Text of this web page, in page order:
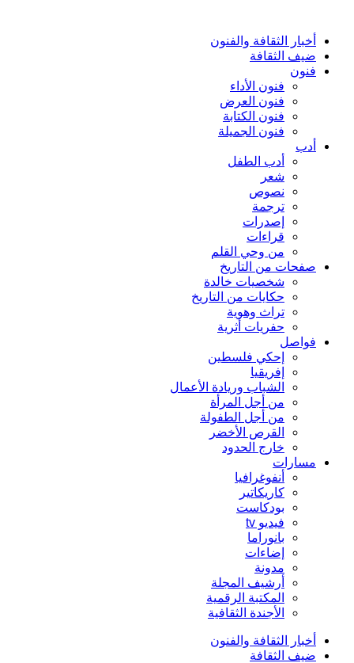
أخبار الثقافة والفنون
ضيف الثقافة
فنون
فنون الأداء
فنون العرض
فنون الكتابة
فنون الجميلة
أدب
أدب الطفل
شعر
نصوص
ترجمة
إصدرات
قراءات
من وحي القلم
صفحات من التاريخ
شخصيات خالدة
حكايات من التاريخ
تراث وهوية
حفريات أثرية
فواصل
إحكي فلسطين
إفريقيا
الشباب وريادة الأعمال
من أجل المرأة
من أجل الطفولة
القرص الأخضر
خارج الحدود
مسارات
أنفوغرافيا
كاريكاتير
بودكاست
فيديو tv
بانوراما
إضاءات
مدونة
أرشيف المجلة
المكتبة الرقمية
الأجندة الثقافية
أخبار الثقافة والفنون
ضيف الثقافة